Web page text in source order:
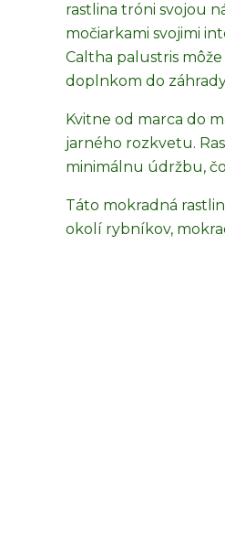
rastlina tróni svojou
močiarkami svojimi
Caltha palustris
doplnkom do
Kvitne od marca do
jarného rozkvetu.
minimálnu údržbu,
Táto mokradná
okolí rybníkov,